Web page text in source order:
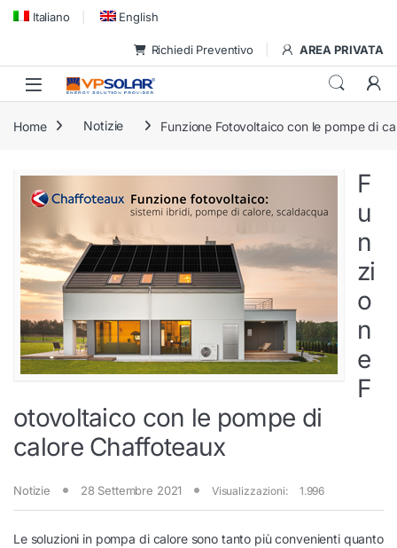
Skip to navigation
Skip to content
Italiano English
Richiedi Preventivo AREA PRIVATA
Home Notizie Funzione Fotovoltaico con le pompe di
F
u
n
zi
o
n
e
F
otovoltaico con le pompe di
calore Chaffoteaux
Notizie 28 Settembre 2021 Visualizzazioni: 1.996
Le soluzioni in pompa di calore sono tanto più convenienti quanto